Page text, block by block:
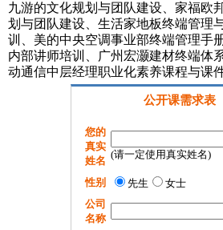
九游的文化规划与团队建设、家福欧
划与团队建设、生活家地板终端管理
训、美的中央空调事业部终端管理手
内部讲师培训、广州宏灏建材终端体
动通信中层经理职业化素养课程与
公开课需求表
您的
真实
姓名
(请一定使用真实姓名)
性别 先生
女士
公司
名称